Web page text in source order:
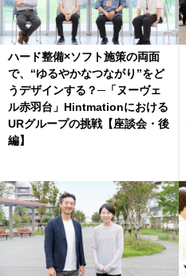
ハード整備×ソフト施策の両面
で、“ゆるやかなつながり”をど
うデザインする？─「ヌーヴェ
ル赤羽台」Hintmationにおける
URグループの挑戦【座談会・後
編】